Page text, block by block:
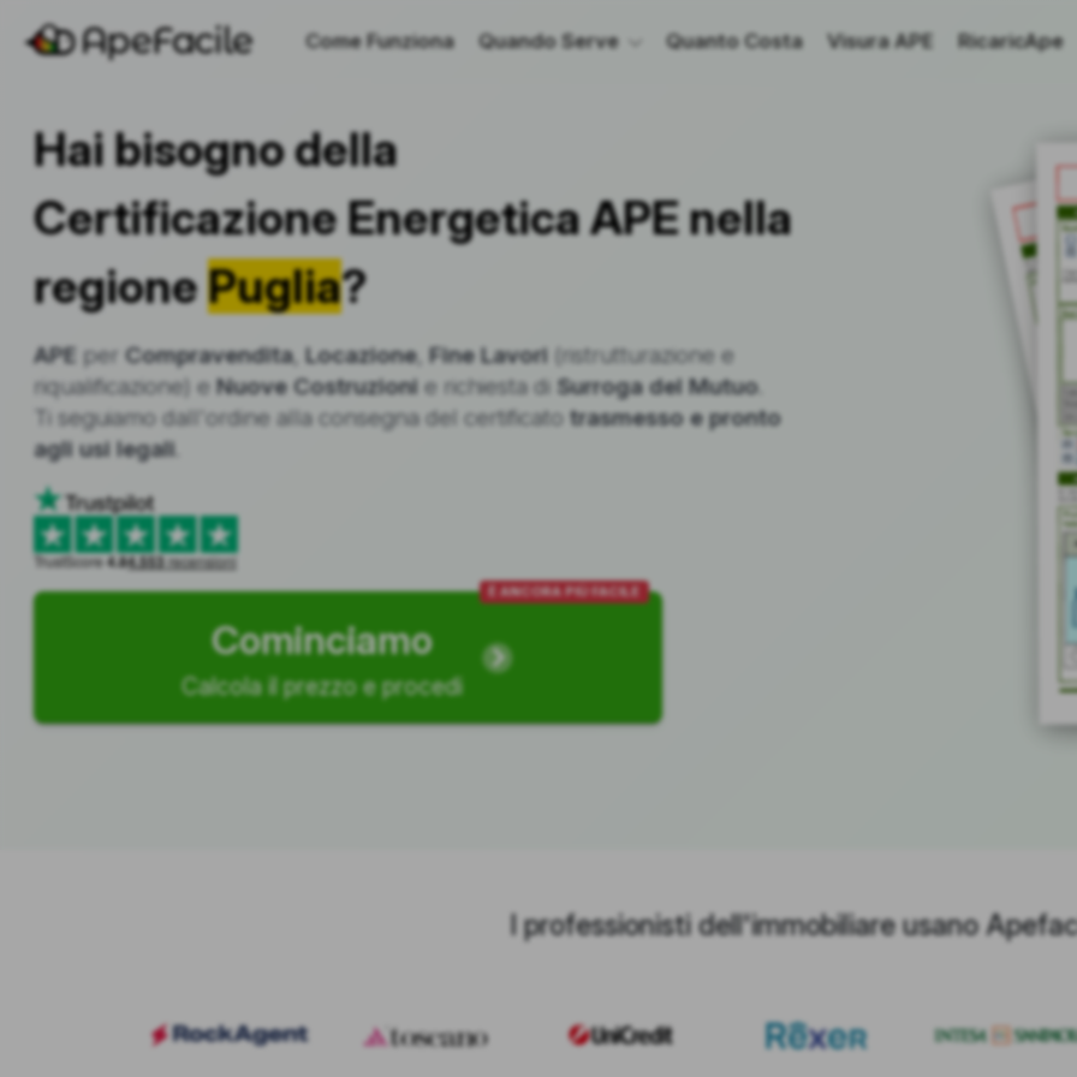
Come Funziona Quando Serve Quanto Costa Visura APE RicaricApe
Hai bisogno della
Certificazione Energetica APE nella
regionePuglia?
APE per Compravendita, Locazione, Fine Lavori (ristrutturazione e
riqualificazione) e Nuove Costruzioni e richiesta di Surroga del Mutuo.
Ti seguiamo dall'ordine alla consegna del certificato trasmesso e pronto
agli usi legali
TrustScore4.84.553recensioni
Cominciamo
Calcola il prezzo e procedi
È ANCORA PIÙ FACILE
I professionisti dell'immobiliare usano